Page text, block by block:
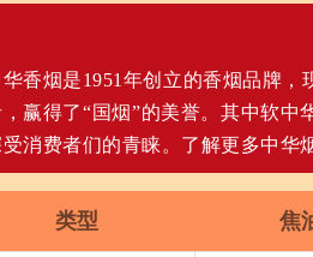
香烟是1951年创立的香烟品牌
赢得了“国烟”的美誉。其中软中
消费者们的青睐。了解更多中华
类型 焦